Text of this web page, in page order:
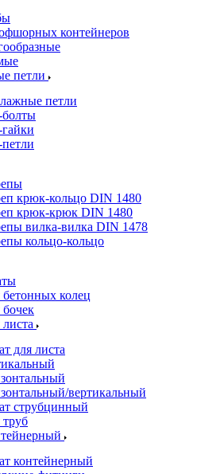
контейнеров
петли
петли
крюк-кольцо DIN 1480
крюк-крюк DIN 1480
вилка-вилка DIN 1478
кольцо-кольцо
бетонных колец
бочек
для листа
вертикальный
струбцинный
труб
контейнерный